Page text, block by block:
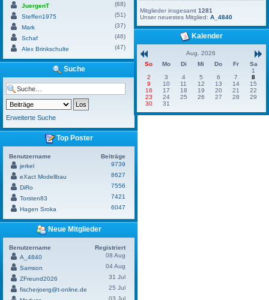
JuergenT
(68)
Steffen1975
(51)
Mark
(37)
Schaf
(46)
Alex Brinkschulte
(47)
Suche
Erweiterte Suche
Top Poster
Benutzername
Beiträge
jerkel
9739
eXact Modellbau
8627
DiRo
7556
Torsten83
7421
Hagen Sroka
6047
Neue Mitglieder
Benutzername
Registriert
A_4840
08 Aug
Samson
04 Aug
ZFreund2026
31 Jul
fischerjoerg@t-online.de
25 Jul
03 Jul
Mitglieder insgesamt1281
Unser neuestes Mitglied:A_4840
Kalender
Aug. 2026
So
Mo Di Mi Do Fr
Sa
1
2
3 4 5 6 7
8
9
10 11 12 13 14
15
16
17 18 19 20 21
22
23
24 25 26 27 28
29
30
31